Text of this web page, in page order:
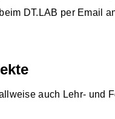
DT.LAB per Email
auch Lehr- und